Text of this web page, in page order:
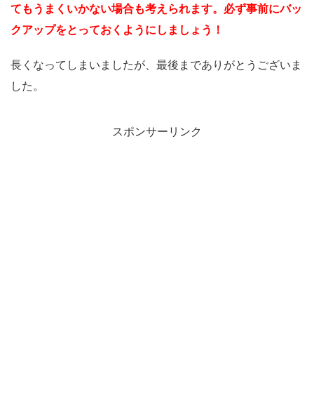
てもうまくいかない場合も考えられます。必ず事前にバッ
クアップをとっておくようにしましょう！
長くなってしまいましたが、最後までありがとうございま
した。
スポンサーリンク